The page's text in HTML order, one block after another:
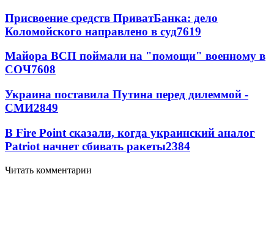
Присвоение средств ПриватБанка: дело
Коломойского направлено в суд7619
Майора ВСП поймали на "помощи" военному в
СОЧ7608
Украина поставила Путина перед дилеммой -
СМИ2849
В Fire Point сказали, когда украинский аналог
Patriot начнет сбивать ракеты2384
Читать комментарии